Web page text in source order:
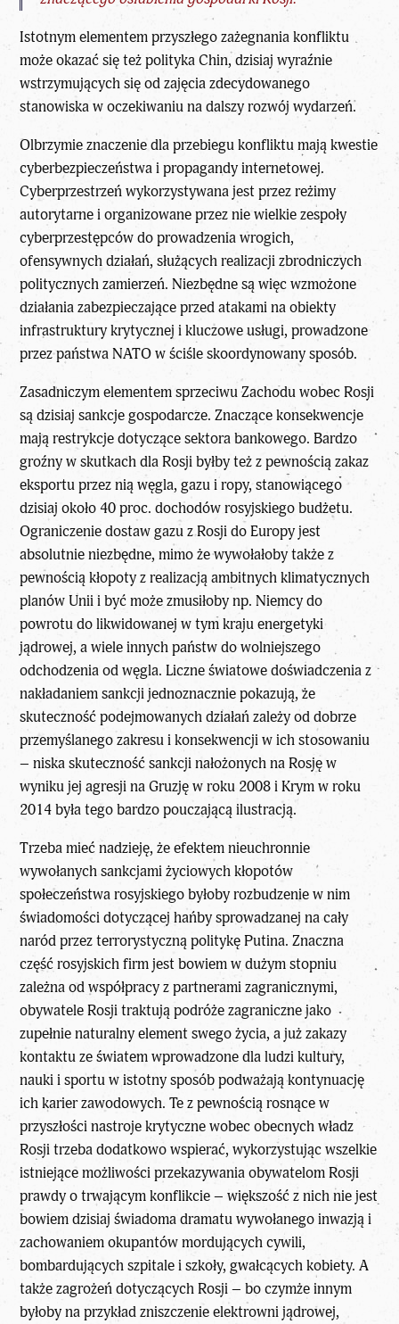
Istotnym elementem przyszłego zażegnania konfliktu
może okazać się też polityka Chin, dzisiaj wyraźnie
wstrzymujących się od zajęcia zdecydowanego
stanowiska w oczekiwaniu na dalszy rozwój wydarzeń.
Olbrzymie znaczenie dla przebiegu konfliktu mają kwestie
cyberbezpieczeństwa i propagandy internetowej.
Cyberprzestrzeń wykorzystywana jest przez reżimy
autorytarne i organizowane przez nie wielkie zespoły
cyberprzestępców do prowadzenia wrogich,
ofensywnych działań, służących realizacji zbrodniczych
politycznych zamierzeń. Niezbędne są więc wzmożone
działania zabezpieczające przed atakami na obiekty
infrastruktury krytycznej i kluczowe usługi, prowadzone
przez państwa NATO w ściśle skoordynowany sposób.
Zasadniczym elementem sprzeciwu Zachodu wobec Rosji
są dzisiaj sankcje gospodarcze. Znaczące konsekwencje
mają restrykcje dotyczące sektora bankowego. Bardzo
groźny w skutkach dla Rosji byłby też z pewnością zakaz
eksportu przez nią węgla, gazu i ropy, stanowiącego
dzisiaj około 40 proc. dochodów rosyjskiego budżetu.
Ograniczenie dostaw gazu z Rosji do Europy jest
absolutnie niezbędne, mimo że wywołałoby także z
pewnością kłopoty z realizacją ambitnych klimatycznych
planów Unii i być może zmusiłoby np. Niemcy do
powrotu do likwidowanej w tym kraju energetyki
jądrowej, a wiele innych państw do wolniejszego
odchodzenia od węgla. Liczne światowe doświadczenia z
nakładaniem sankcji jednoznacznie pokazują, że
skuteczność podejmowanych działań zależy od dobrze
przemyślanego zakresu i konsekwencji w ich stosowaniu
– niska skuteczność sankcji nałożonych na Rosję w
wyniku jej agresji na Gruzję w roku 2008 i Krym w roku
2014 była tego bardzo pouczającą ilustracją.
Trzeba mieć nadzieję, że efektem nieuchronnie
wywołanych sankcjami życiowych kłopotów
społeczeństwa rosyjskiego byłoby rozbudzenie w nim
świadomości dotyczącej hańby sprowadzanej na cały
naród przez terrorystyczną politykę Putina. Znaczna
część rosyjskich firm jest bowiem w dużym stopniu
zależna od współpracy z partnerami zagranicznymi,
obywatele Rosji traktują podróże zagraniczne jako
zupełnie naturalny element swego życia, a już zakazy
kontaktu ze światem wprowadzone dla ludzi kultury,
nauki i sportu w istotny sposób podważają kontynuację
ich karier zawodowych. Te z pewnością rosnące w
przyszłości nastroje krytyczne wobec obecnych władz
Rosji trzeba dodatkowo wspierać, wykorzystując wszelkie
istniejące możliwości przekazywania obywatelom Rosji
prawdy o trwającym konflikcie – większość z nich nie jest
bowiem dzisiaj świadoma dramatu wywołanego inwazją i
zachowaniem okupantów mordujących cywili,
bombardujących szpitale i szkoły, gwałcących kobiety. A
także zagrożeń dotyczących Rosji – bo czymże innym
byłoby na przykład zniszczenie elektrowni jądrowej,